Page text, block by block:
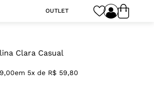
OUTLET
Clara Casual
em 5x de R$ 59,80